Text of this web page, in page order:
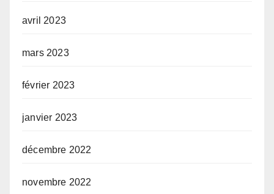
avril 2023
mars 2023
février 2023
janvier 2023
décembre 2022
novembre 2022